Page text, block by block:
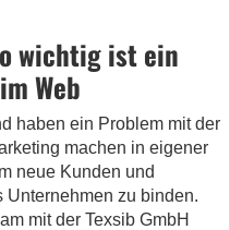
wichtig ist ein
Web
haben ein Problem mit der
machen in eigener
neue Kunden und
Unternehmen zu binden.
mit der Texsib GmbH